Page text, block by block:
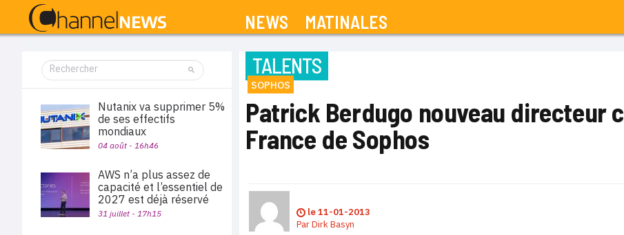
NEWS MATINALES
TALENTS
SOPHOS
Patrick Berdugo nouveau directeur
France de Sophos
le11-01-2013
ParDirk Basyn
Nutanix va supprimer 5%
de ses effectifs
mondiaux
04 août - 16h46
AWS n’a plus assez de
capacité et l’essentiel de
2027 est déjà réservé
31 juillet - 17h15